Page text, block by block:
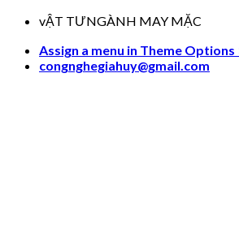
Skip
content
vẬT TƯNGÀNH MAY MẶC
Assign a menu in Theme Options
congnghegiahuy@gmail.com